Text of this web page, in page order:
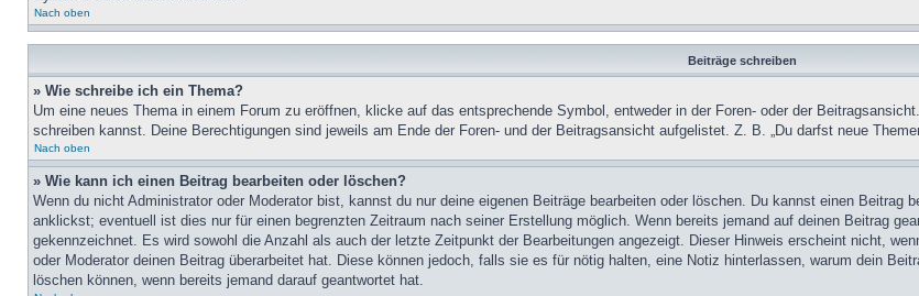
Nach oben
Beiträge schreiben
» Wie schreibe ich ein Thema?
Um eine neues Thema in einem Forum zu eröffnen, klicke auf das entsprechende Symbol, entweder in der Foren- oder der
schreiben kannst. Deine Berechtigungen sind jeweils am Ende der Foren- und der Beitragsansicht aufgelistet. Z. B. „Du darfst neue
Nach oben
» Wie kann ich einen Beitrag bearbeiten oder löschen?
Wenn du nicht Administrator oder Moderator bist, kannst du nur deine eigenen Beiträge bearbeiten oder löschen. Du kannst einen Beitrag
anklickst; eventuell ist dies nur für einen begrenzten Zeitraum nach seiner Erstellung möglich. Wenn bereits jemand auf deinen Beitrag
gekennzeichnet. Es wird sowohl die Anzahl als auch der letzte Zeitpunkt der Bearbeitungen angezeigt. Dieser Hinweis erscheint nicht,
oder Moderator deinen Beitrag überarbeitet hat. Diese können jedoch, falls sie es für nötig halten, eine Notiz hinterlassen, warum dein
löschen können, wenn bereits jemand darauf geantwortet hat.